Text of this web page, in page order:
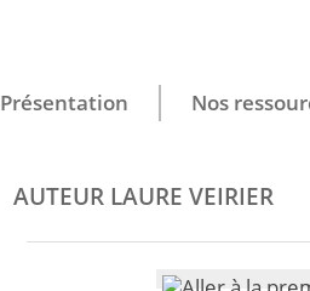
Présentation Nos
AUTEUR LAURE VEIRIER